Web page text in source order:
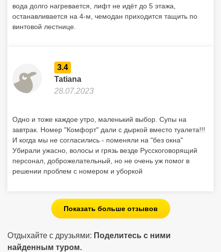
вода долго нагревается, лифт не идёт до 5 этажа,
останавливается на 4-м, чемодан приходится тащить по
винтовой лестнице.
3.4
Tatiana
28.07.2023
Одно и тоже каждое утро, маленький выбор. Супы на
завтрак. Номер "Комфорт" дали с дыркой вместо туалета!!!
И когда мы не согласились - поменяли на "без окна"
Убирали ужасно, волосы и грязь везде Русскоговорящий
персонал, доброжелательный, но не очень уж помог в
решении проблем с номером и уборкой
Показать больше отзывов
Отдыхайте с друзьями: Поделитесь с ними
найденным туром.